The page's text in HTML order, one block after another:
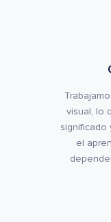
visual, lo
significado
el